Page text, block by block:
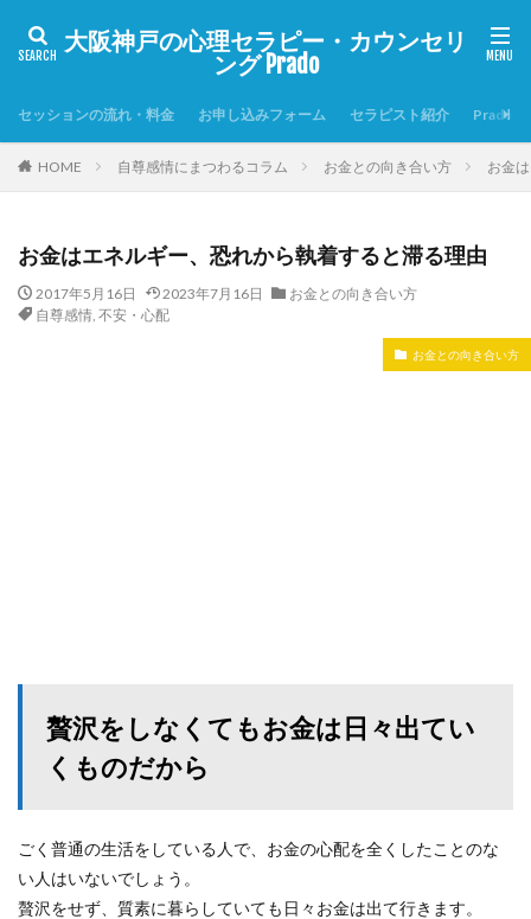
大阪神戸の心理セラピー・カウンセリ
ング Prado
セッションの流れ・料金 お申し込みフォーム セラピスト紹介 Pradoへ
HOME 自尊感情にまつわるコラム お金との向き合い方 お金
お金はエネルギー、恐れから執着すると滞る理由
2017年5月16日 2023年7月16日
お金との向き合い方
自尊感情, 不安・心配
お金との向き合い方
贅沢をしなくてもお金は日々出てい
くものだから
ごく普通の生活をしている人で、お金の心配を全くしたことのな
い人はいないでしょう。
贅沢をせず、質素に暮らしていても日々お金は出て行きます。